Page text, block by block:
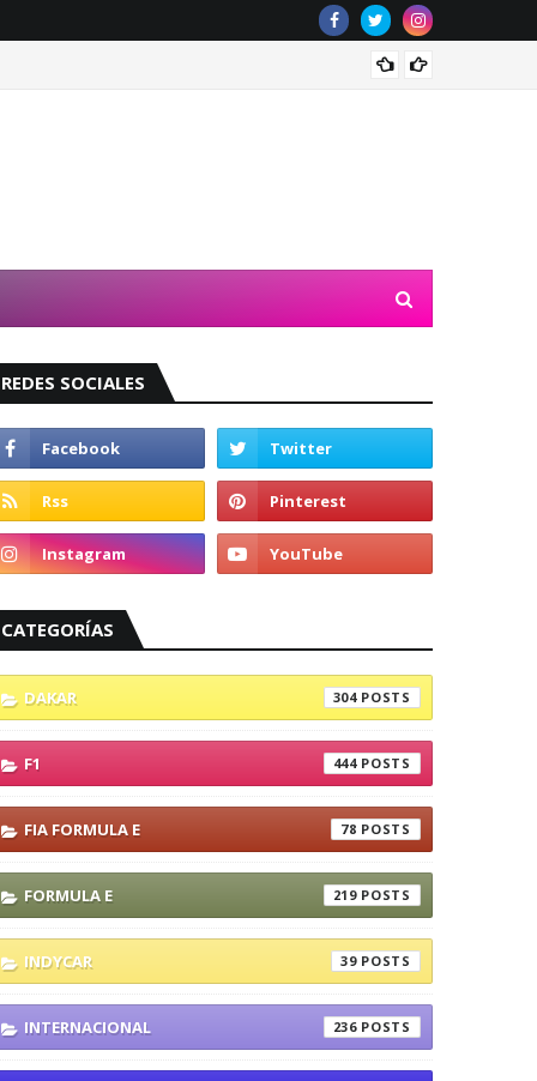
REDES SOCIALES
CATEGORÍAS
DAKAR 304
F1 444
FIA FORMULA E 78
FORMULA E 219
INDYCAR 39
INTERNACIONAL 236